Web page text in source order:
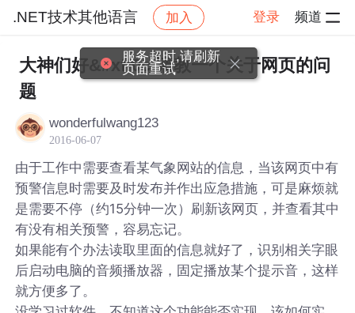
.NET技术其他语言 加入 登录 频道
社区 .NET技术其他语言 帖子详情
大神们好&#xff0c;请教一个关于网页的问
题
wonderfulwang123
2016-06-07
由于工作中需要查看某气象网站的信息，当该网页中有
预警信息时需要及时发布并作出应急措施，可是麻烦就
是需要不停（约15分钟一次）刷新该网页，并查看其中
有没有相关预警，容易忘记。
如果能有个办法读取里面的信息就好了，识别相关字眼
后启动电脑的音频播放器，固定播放某个提示音，这样
就方便多了。
服务超时,请刷新
页面重试